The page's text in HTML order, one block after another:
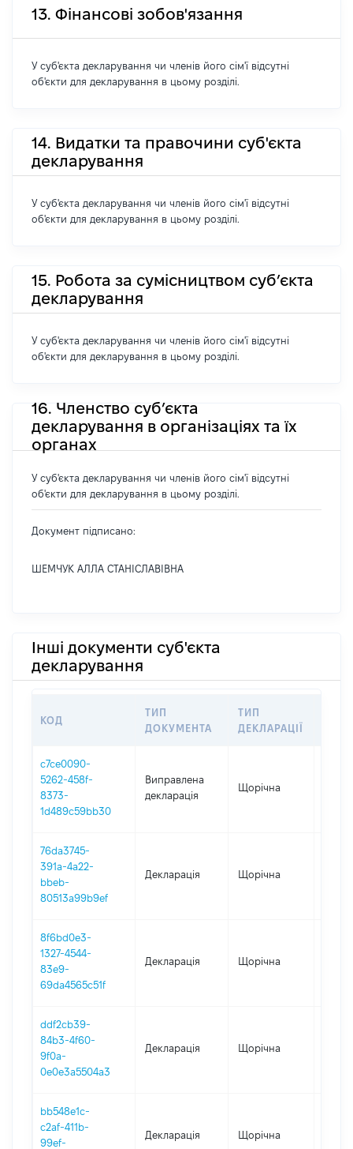
13. Фінансові зобов'язання
У суб'єкта декларування чи членів його сім'ї відсутні
об'єкти для декларування в цьому розділі.
14. Видатки та правочини суб'єкта
декларування
У суб'єкта декларування чи членів його сім'ї відсутні
об'єкти для декларування в цьому розділі.
15. Робота за сумісництвом суб’єкта
декларування
У суб'єкта декларування чи членів його сім'ї відсутні
об'єкти для декларування в цьому розділі.
16. Членство суб’єкта
декларування в організаціях та їх
органах
У суб'єкта декларування чи членів його сім'ї відсутні
об'єкти для декларування в цьому розділі.
Документ підписано:
ШЕМЧУК АЛЛА СТАНІСЛАВІВНА
Інші документи суб'єкта
декларування
КОД
ТИП
ДОКУМЕНТА
ТИП
ДЕКЛАРАЦІЇ
c7ce0090-
5262-458f-
8373-
1d489c59bb30
Виправлена
декларація
Щорічна
76da3745-
391a-4a22-
bbeb-
80513a99b9ef
Декларація Щорічна
8f6bd0e3-
1327-4544-
83e9-
69da4565c51f
Декларація Щорічна
ddf2cb39-
84b3-4f60-
9f0a-
0e0e3a5504a3
Декларація Щорічна
bb548e1c-
c2af-411b-
99ef-
Декларація Щорічна